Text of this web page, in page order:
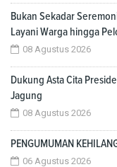
Bukan Sekadar
Layani Warga hingga
08 Agustus 2026
Dukung Asta Cita
Jagung
08 Agustus 2026
PENGUMUMAN
06 Agustus 2026